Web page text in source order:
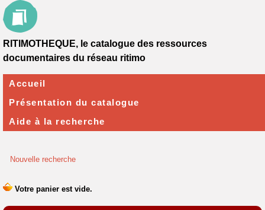
Nouvelle recherche
RITIMOTHEQUE, le catalogue des ressources
documentaires du réseau ritimo
Accueil
Présentation du catalogue
Aide à la recherche